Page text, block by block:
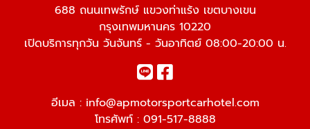
688 ถนนเทพรักษ์ แขวงท่าแร้ง เขตบางเขน
กรุงเทพมหานคร 10220
เปิดบริการทุกวัน วันจันทร์ - วันอาทิตย์ 08:00-20:00 น.
อีเมล : info@apmotorsportcarhotel.com
โทรศัพท์ : 091-517-8888